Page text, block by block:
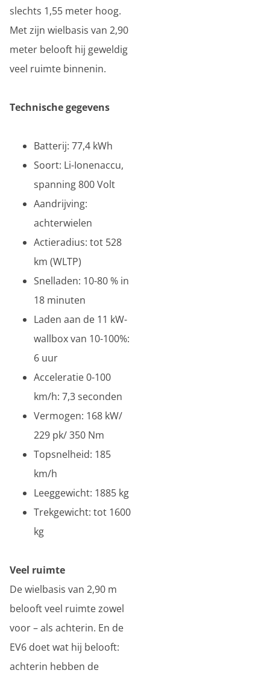
slechts 1,55 meter hoog.
Met zijn wielbasis van 2,90
meter belooft hij geweldig
veel ruimte binnenin.
Technische gegevens
Batterij: 77,4 kWh
Soort: Li-Ionenaccu,
spanning 800 Volt
Aandrijving:
achterwielen
Actieradius: tot 528
km (WLTP)
Snelladen: 10-80 % in
18 minuten
Laden aan de 11 kW-
wallbox van 10-100%:
6 uur
Acceleratie 0-100
km/h: 7,3 seconden
Vermogen: 168 kW/
229 pk/ 350 Nm
Topsnelheid: 185
km/h
Leeggewicht: 1885 kg
Trekgewicht: tot 1600
kg
Veel ruimte
De wielbasis van 2,90 m
belooft veel ruimte zowel
voor – als achterin. En de
EV6 doet wat hij belooft:
achterin hebben de